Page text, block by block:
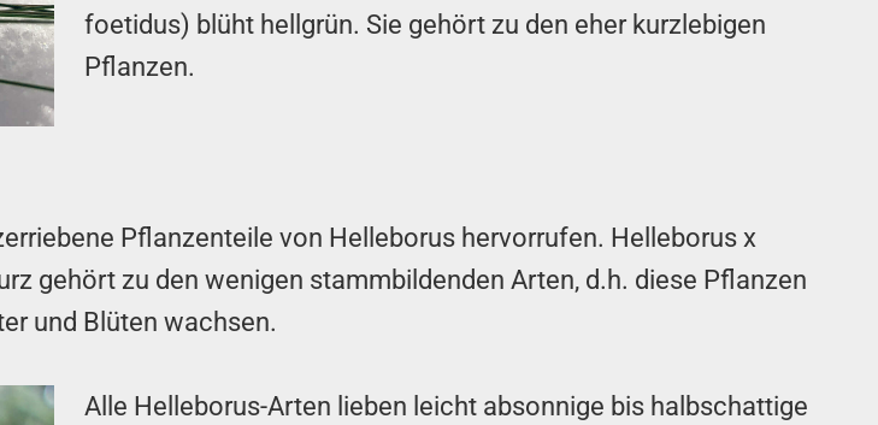
foetidus) blüht hellgrün. Sie gehört zu den eher kurzlebigen
Pflanzen.
Pflanzenteile von Helleborus hervorrufen. Helleborus x
gehört zu den wenigen stammbildenden Arten, d.h. diese Pflanzen
und Blüten wachsen.
Alle Helleborus-Arten lieben leicht absonnige bis halbschattige